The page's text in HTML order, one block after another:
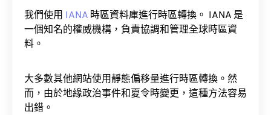
我們使用 IANA 時區資料庫進行時區轉換。 IANA 是
一個知名的權威機構，負責協調和管理全球時區資
料。
大多數其他網站使用靜態偏移量進行時區轉換。然
而，由於地緣政治事件和夏令時變更，這種方法容易
出錯。